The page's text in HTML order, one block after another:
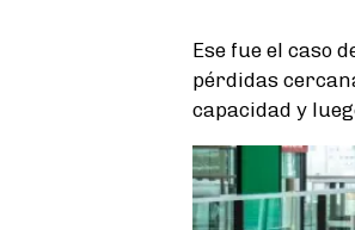
Ese fue el caso
pérdidas
capacidad y